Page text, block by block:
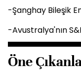
-Şanghay Bileşik
-Avustralya'nın
Öne